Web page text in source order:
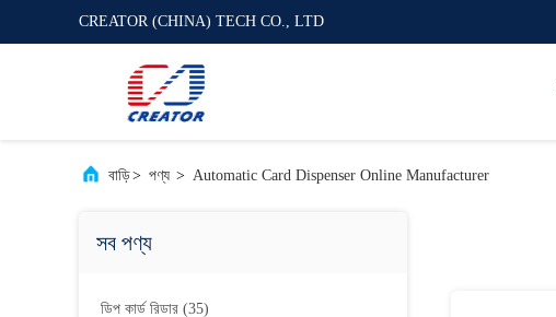
CREATOR (CHINA) TECH CO., LTD
বাড়ি> পণ্য > Automatic Card Dispenser Online Manufacturer
সব পণ্য
ডিপ কার্ড রিডার (35)